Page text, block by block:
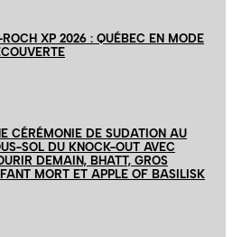
ROCH XP 2026 : QUÉBEC EN MODE
CÉRÉMONIE DE SUDATION AU
SOL DU KNOCK-OUT AVEC
DEMAIN, BHATT, GROS
MORT ET APPLE OF BASILISK